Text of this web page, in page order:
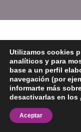
Utilizamos cookies
analíticos y para
base a un perfil
navegación (por
informarte más
desactivarlas en los
Aceptar